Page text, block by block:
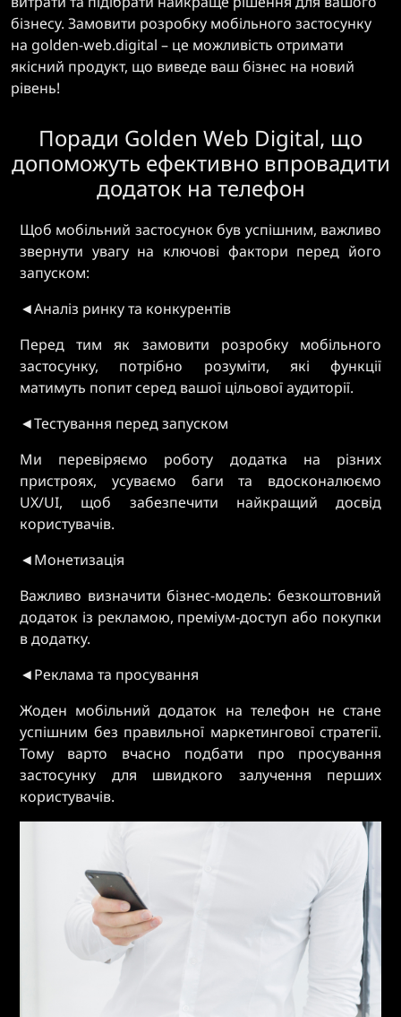
бізнесу. Замовити розробку мобільного застосунку
на golden-web.digital – це можливість отримати
якісний продукт, що виведе ваш бізнес на новий
рівень!
Поради Golden Web Digital, що
допоможуть ефективно впровадити
додаток на телефон
Щоб мобільний застосунок був успішним, важливо
звернути увагу на ключові фактори перед його
запуском:
◄Аналіз ринку та конкурентів
Перед тим як замовити розробку мобільного
застосунку, потрібно розуміти, які функції
матимуть попит серед вашої цільової аудиторії.
◄Тестування перед запуском
Ми перевіряємо роботу додатка на різних
пристроях, усуваємо баги та вдосконалюємо
UX/UI, щоб забезпечити найкращий досвід
користувачів.
◄Монетизація
Важливо визначити бізнес-модель: безкоштовний
додаток із рекламою, преміум-доступ або покупки
в додатку.
◄Реклама та просування
Жоден мобільний додаток на телефон не стане
успішним без правильної маркетингової стратегії.
Тому варто вчасно подбати про просування
застосунку для швидкого залучення перших
користувачів.